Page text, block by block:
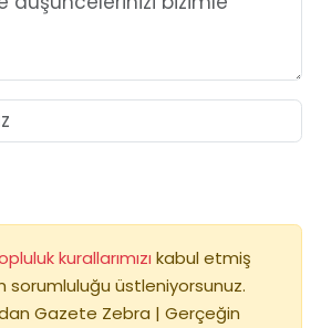
kurallarımızı kabul etmiş
sorumluluğu üstleniyorsunuz.
Gazete Zebra | Gerçeğin